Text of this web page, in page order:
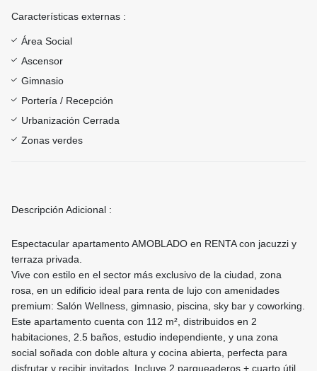
Características externas :
Área Social
Ascensor
Gimnasio
Portería / Recepción
Urbanización Cerrada
Zonas verdes
Descripción Adicional :
Espectacular apartamento AMOBLADO en RENTA con jacuzzi y
terraza privada.
Vive con estilo en el sector más exclusivo de la ciudad, zona
rosa, en un edificio ideal para renta de lujo con amenidades
premium: Salón Wellness, gimnasio, piscina, sky bar y coworking.
Este apartamento cuenta con 112 m², distribuidos en 2
habitaciones, 2.5 baños, estudio independiente, y una zona
social soñada con doble altura y cocina abierta, perfecta para
disfrutar y recibir invitados. Incluye 2 parqueaderos + cuarto útil.